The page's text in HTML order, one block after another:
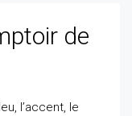
de
l’accent, le